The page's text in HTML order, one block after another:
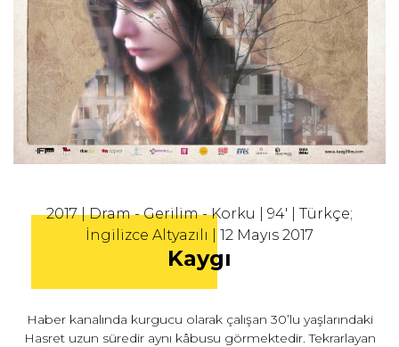
2017 | Dram - Gerilim - Korku | 94' | Türkçe;
İngilizce Altyazılı | 12 Mayıs 2017
Kaygı
Haber kanalında kurgucu olarak çalışan 30’lu yaşlarındaki
Hasret uzun süredir aynı kâbusu görmektedir. Tekrarlayan